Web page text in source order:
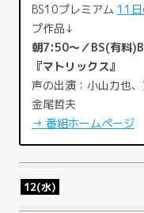
BS10プレミアム 11日
プ作品↓
朝7:50～／BS(有料
『マトリックス』
声の出演：小山力也
金尾哲夫
→ 番組ホームページ
12(水)